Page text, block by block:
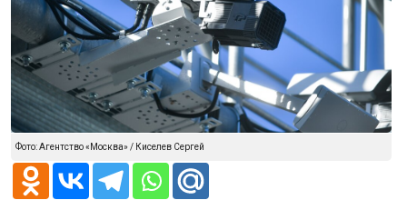
Фото: Агентство «Москва» / Киселев Сергей